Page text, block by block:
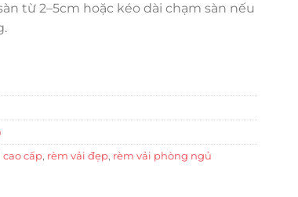
từ 2–5cm hoặc kéo dài chạm sàn nếu
cao cấp, rèm vải đẹp, rèm vải phòng ngủ